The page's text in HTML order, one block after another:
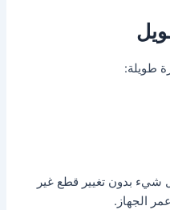
طويلة:
بدون تغيير قطع غير
الجهاز.